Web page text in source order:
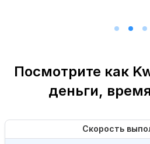
Посмотрите как
деньги,
Скорость